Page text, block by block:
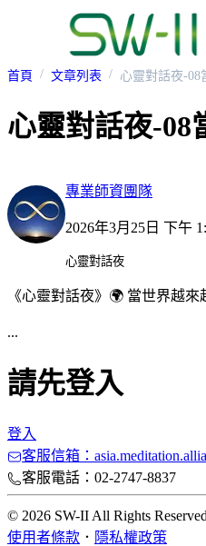
首頁 文章列表
心靈對話夜-08
專業師資團隊
2026年3月25日 下午
心靈對話夜
《心靈對話夜》🌍 當世界越
...
請先登入
登入
客服信箱：
客服電話：02-2747-8837
© 2026 SW-II All Rights
使用者條款 ． 隱私權政策